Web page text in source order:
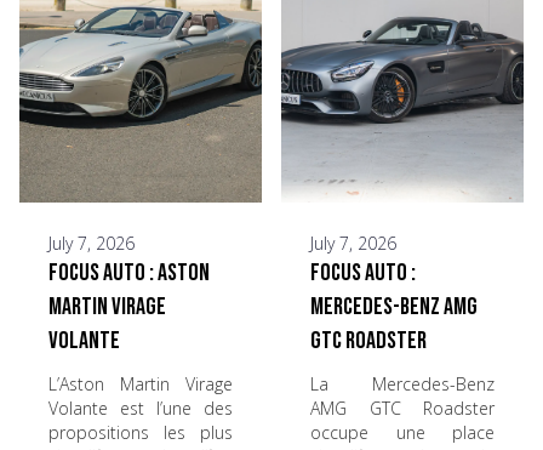
July 7, 2026
Focus Auto : Aston
Martin Virage
Volante
L’Aston Martin Virage
Volante est l’une des
propositions les plus
July 7, 2026
Focus Auto :
Mercedes-Benz AMG
GTC Roadster
La Mercedes-Benz
AMG GTC Roadster
occupe une place